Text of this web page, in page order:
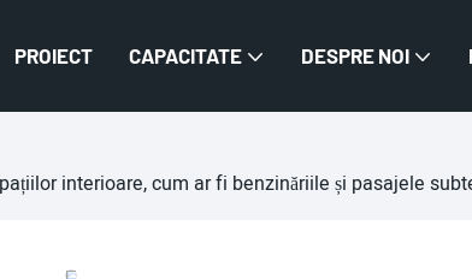
PROIECT CAPACITATE DESPRE NOI
interioare, cum ar fi benzinăriile și pasajele